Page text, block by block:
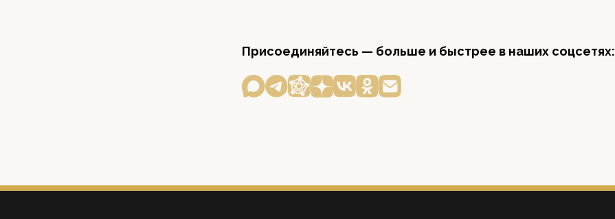
Присоединяйтесь — больше и быстрее в наших соцсетях: